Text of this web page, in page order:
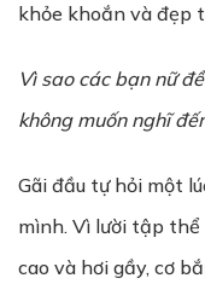
khỏe khoắn và đẹp
Vì sao các bạn nữđề
không muốn nghĩ
Gãi đầu tự hỏi một
mình. Vì lười tập
cao và hơi gầy, cơ